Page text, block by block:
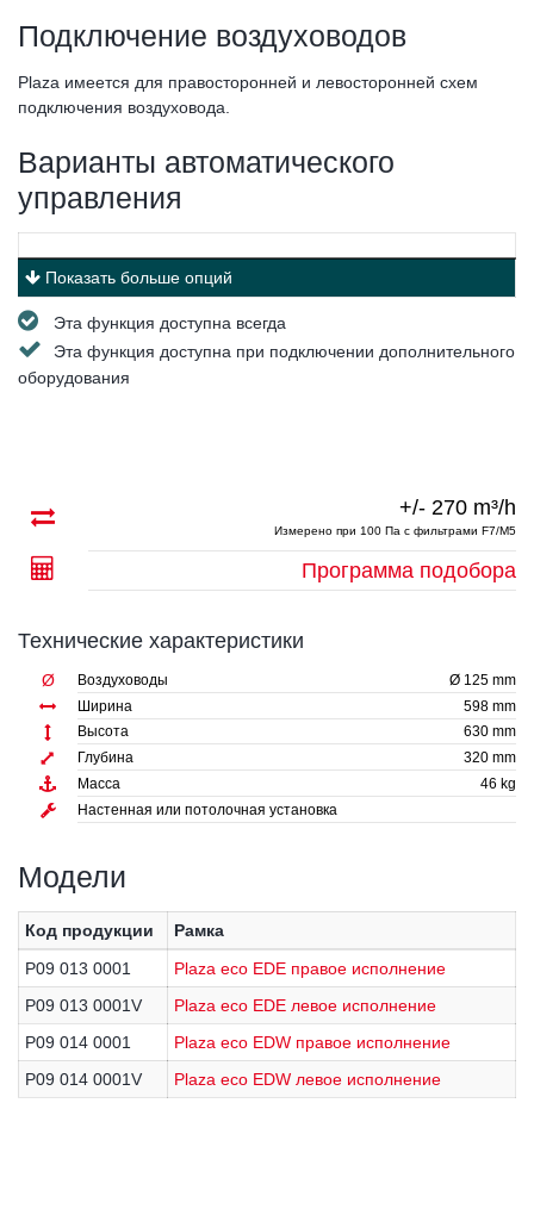
Подключение воздуховодов
Plaza имеется для правосторонней и левосторонней схем
подключения воздуховода.
Варианты автоматического
управления
Показать больше опций
Эта функция доступна всегда
Эта функция доступна при подключении дополнительного
оборудования
+/- 270 m³/h
Измерено при 100 Па с фильтрами F7/M5
Программа подобора
Технические характеристики
Ø Воздуховоды
Ø 125 mm
Ширина
598 mm
Высота
630 mm
Глубина
320 mm
Масса
46 kg
Настенная или потолочная установка
Модели
Код продукции
Рамка
P09 013 0001
Plaza eco EDE правое исполнение
P09 013 0001V
Plaza eco EDE левое исполнение
P09 014 0001
Plaza eco EDW правое исполнение
P09 014 0001V
Plaza eco EDW левое исполнение